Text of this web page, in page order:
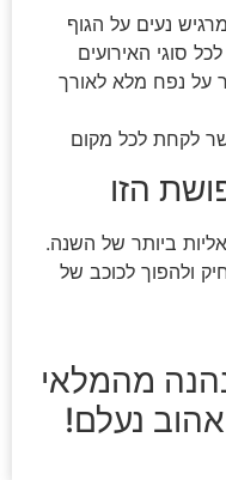
נעים על הגוף
סוגי האירועים
על נפח מלא לאורך
לקחת לכל מקום
הזו
ביותר של השנה.
ולהפוך לכוכב של
מהמלאי
נעלם!